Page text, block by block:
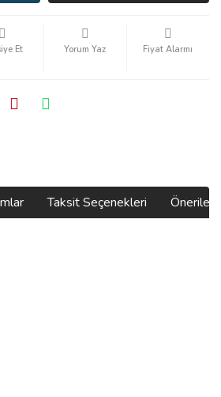
Et Yorum Yaz Fiyat Alarmı
Taksit Seçenekleri